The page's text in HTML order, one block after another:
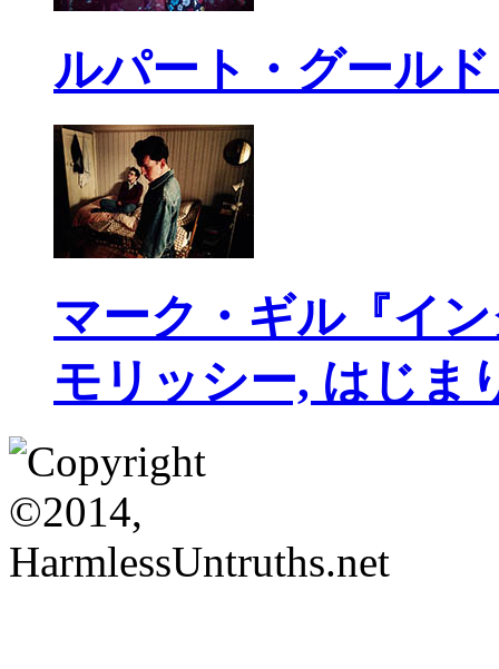
ルパート・グール
マーク・ギル『イ
モリッシー, はじま